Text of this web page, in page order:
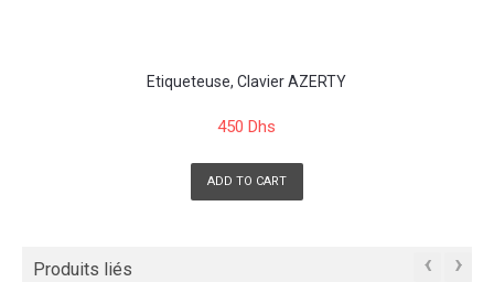
Etiqueteuse, Clavier AZERTY
450 Dhs
ADD TO CART
Produits liés ‹ ›